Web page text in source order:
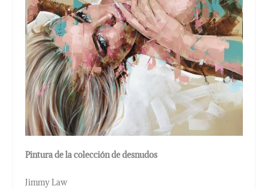
Pintura de la colección de desnudos
Jimmy Law